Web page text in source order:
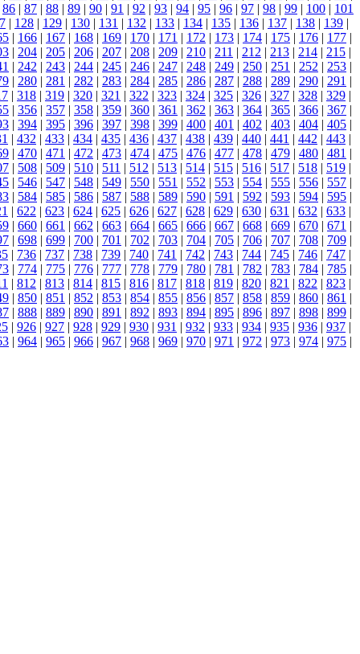
86 | 87 | 88 | 89 | 90 | 91 | 92 | 93 | 94 | 95 | 96 | 97 | 98 | 99 | 100 | 101
| 128 | 129 | 130 | 131 | 132 | 133 | 134 | 135 | 136 | 137 | 138 | 139 |
| 166 | 167 | 168 | 169 | 170 | 171 | 172 | 173 | 174 | 175 | 176 | 177 |
| 204 | 205 | 206 | 207 | 208 | 209 | 210 | 211 | 212 | 213 | 214 | 215 |
| 242 | 243 | 244 | 245 | 246 | 247 | 248 | 249 | 250 | 251 | 252 | 253 |
| 280 | 281 | 282 | 283 | 284 | 285 | 286 | 287 | 288 | 289 | 290 | 291 |
| 318 | 319 | 320 | 321 | 322 | 323 | 324 | 325 | 326 | 327 | 328 | 329 |
| 356 | 357 | 358 | 359 | 360 | 361 | 362 | 363 | 364 | 365 | 366 | 367 |
| 394 | 395 | 396 | 397 | 398 | 399 | 400 | 401 | 402 | 403 | 404 | 405 |
| 432 | 433 | 434 | 435 | 436 | 437 | 438 | 439 | 440 | 441 | 442 | 443 |
| 470 | 471 | 472 | 473 | 474 | 475 | 476 | 477 | 478 | 479 | 480 | 481 |
| 508 | 509 | 510 | 511 | 512 | 513 | 514 | 515 | 516 | 517 | 518 | 519 |
| 546 | 547 | 548 | 549 | 550 | 551 | 552 | 553 | 554 | 555 | 556 | 557 |
| 584 | 585 | 586 | 587 | 588 | 589 | 590 | 591 | 592 | 593 | 594 | 595 |
| 622 | 623 | 624 | 625 | 626 | 627 | 628 | 629 | 630 | 631 | 632 | 633 |
| 660 | 661 | 662 | 663 | 664 | 665 | 666 | 667 | 668 | 669 | 670 | 671 |
| 698 | 699 | 700 | 701 | 702 | 703 | 704 | 705 | 706 | 707 | 708 | 709 |
| 736 | 737 | 738 | 739 | 740 | 741 | 742 | 743 | 744 | 745 | 746 | 747 |
| 774 | 775 | 776 | 777 | 778 | 779 | 780 | 781 | 782 | 783 | 784 | 785 |
| 812 | 813 | 814 | 815 | 816 | 817 | 818 | 819 | 820 | 821 | 822 | 823 |
| 850 | 851 | 852 | 853 | 854 | 855 | 856 | 857 | 858 | 859 | 860 | 861 |
| 888 | 889 | 890 | 891 | 892 | 893 | 894 | 895 | 896 | 897 | 898 | 899 |
| 926 | 927 | 928 | 929 | 930 | 931 | 932 | 933 | 934 | 935 | 936 | 937 |
| 964 | 965 | 966 | 967 | 968 | 969 | 970 | 971 | 972 | 973 | 974 | 975 |